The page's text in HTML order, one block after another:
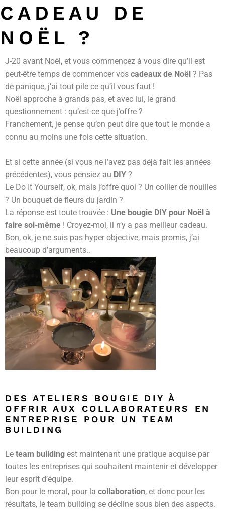
CADEAU DE
NOËL ?
J-20 avant Noël, et vous commencez à vous dire qu’il est
peut-être temps de commencer vos cadeaux de Noël ? Pas
de panique, j’ai tout pile ce qu’il vous faut !
Noël approche à grands pas, et avec lui, le grand
questionnement : qu’est-ce que j’offre ?
Franchement, je pense qu’on peut dire que tout le monde a
connu au moins une fois cette situation.
Et si cette année (si vous ne l’avez pas déjà fait les années
précédentes), vous pensiez au DIY ?
Le Do It Yourself, ok, mais j’offre quoi ? Un collier de nouilles
? Un bouquet de fleurs du jardin ?
La réponse est toute trouvée : Une bougie DIY pour Noël à
faire soi-même ! Croyez-moi, il n’y a pas meilleur cadeau.
Bon, ok, je ne suis pas hyper objective, mais promis, j’ai
beaucoup d’arguments..
DES ATELIERS BOUGIE DIY À
OFFRIR AUX COLLABORATEURS EN
ENTREPRISE POUR UN TEAM
BUILDING
Le team building est maintenant une pratique acquise par
toutes les entreprises qui souhaitent maintenir et développer
leur esprit d’équipe.
Bon pour le moral, pour la collaboration, et donc pour les
résultats, le team building se décline sous bien des aspects.